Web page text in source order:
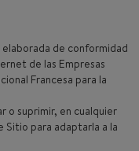
de conformidad
de las Empresas
Francesa para la
o suprimir, en cualquier
para adaptarla a la